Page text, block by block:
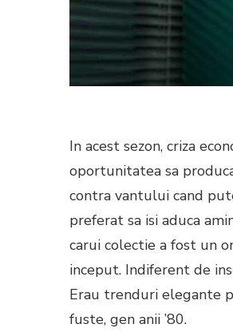
In acest sezon, criza
oportunitatea sa
contra vantului cand
preferat sa isi aduca
carui colectie a fost un
inceput. Indiferent de
Erau trenduri elegante
fuste, gen anii ’80.